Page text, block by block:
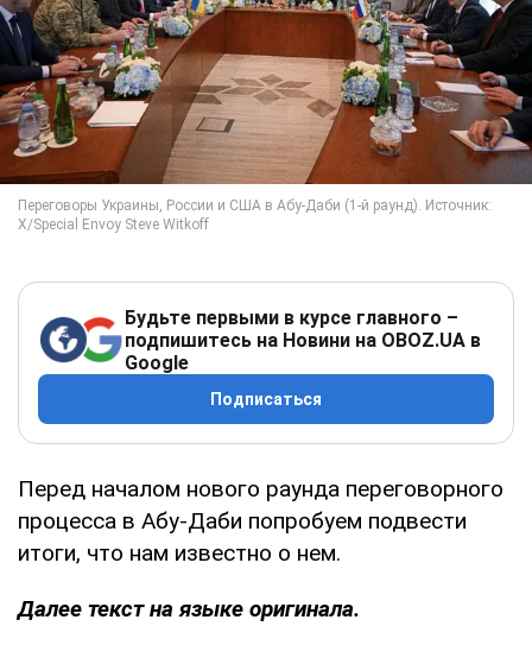
Будьте первыми в курсе главного –
подпишитесь на Новини на OBOZ.UA в
Google
Подписаться
Перед началом нового раунда переговорного
процесса в Абу-Даби попробуем подвести
итоги, что нам известно о нем.
Далее текст на языке оригинала.